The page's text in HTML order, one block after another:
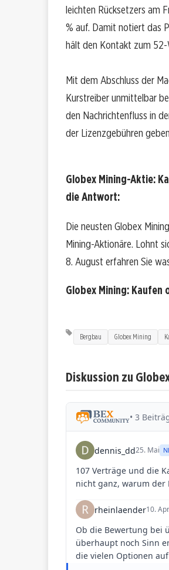
leichten Rücksetzers am
% auf. Damit notiert das
hält den Kontakt zum 52-
Mit dem Abschluss der
Kurstreiber unmittelbar
den Nachrichtenfluss in
der Lizenzgebühren
Globex Mining-Aktie:
die Antwort:
Die neusten Globex
Mining-Aktionäre. Lohnt
8. August erfahren Sie
Globex Mining: Kaufen
Bergbau Globex Mining
Diskussion zu